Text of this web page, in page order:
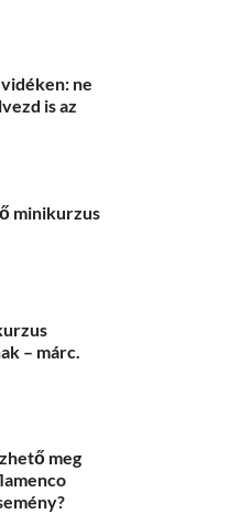
ne
is az
minikurzus
– márc.
meg